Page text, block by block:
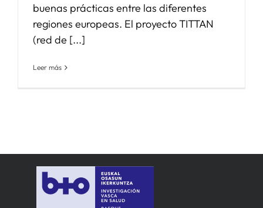
buenas prácticas entre las diferentes
regiones europeas. El proyecto TITTAN
(red de [...]
Leer más